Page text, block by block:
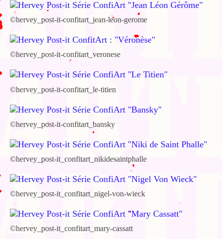
©hervey_post-it-confitart_jean-leon-gerome
©hervey_post-it-confitart_veronese
©hervey_post-it-confitart_le-titien
©hervey_post-it-confitart_bansky
©hervey_post-it_confitart_nikidesaintphalle
©hervey_post-it_confitart_nigel-von-wieck
©hervey_post-it_confitart_mary-cassatt